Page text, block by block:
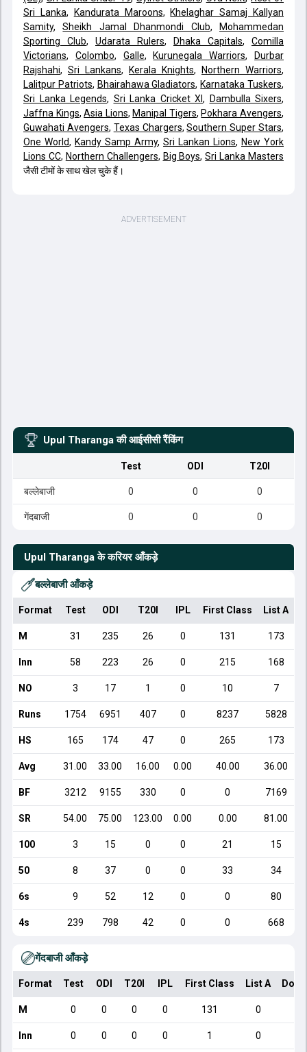
Sri Lanka, Kandurata Maroons,
Khelaghar Samaj Kallyan
Samity,Sheikh Jamal Dhanmondi Club,
Mohammedan
Sporting Club, Udarata Rulers, Dhaka Capitals, Comilla
Victorians, Colombo, Galle, Kurunegala Warriors,
Durbar
Rajshahi, Sri Lankans, Kerala Knights, Northern Warriors,
Lalitpur Patriots, Bhairahawa Gladiators, Karnataka Tuskers,
Sri Lanka Legends, Sri Lanka Cricket XI , Dambulla Sixers,
Jaffna Kings,Asia Lions, Manipal Tigers, Pokhara Avengers,
Guwahati Avengers, Texas Chargers,Southern Super Stars,
One World, Kandy Samp Army, Sri Lankan Lions, New York
Lions CC, Northern Challengers, Big Boys,Sri Lanka Masters
जैसी टीमों के साथ खेल चुके हैं।
Upul Tharanga की आईसीसी रैंकिंग
Test ODI T20I
बल्लेबाजी 0 0 0
गेंदबाजी 0 0 0
Upul Tharanga के करियर आँकड़े
बल्लेबाजी आँकड़े
Format Test ODI T20I IPL First Class List A
M 31 235 26 0 131 173
Inn 58 223 26 0 215 168
NO 3 17 1 0 10 7
Runs 1754 6951 407 0 8237 5828
HS 165 174 47 0 265 173
Avg 31.00 33.00 16.00 0.00 40.00 36.00
BF 3212 9155 330 0 0 7169
SR 54.00 75.00 123.00 0.00 0.00 81.00
100 3 15 0 0 21 15
50 8 37 0 0 33 34
6s 9 52 12 0 0 80
4s 239 798 42 0 0 668
गेंदबाजी आँकड़े
Format Test ODI T20I IPL First Class List A
M 0 0 0 0 131 0
Inn 0 0 0 0 1 0